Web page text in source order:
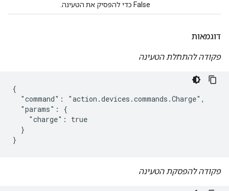
False כדי להפסיק את הטעינה.
דוגמאות
פקודה להתחלת הטעינה
{
  "command": "action.devices.commands.Charge",
  "params": {
    "charge": true
  }
}
פקודה להפסקת הטעינה